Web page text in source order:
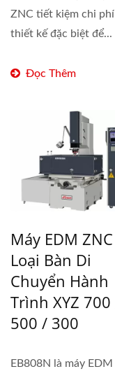
ZNC tiết kiệm chi
thiết kế đặc biệt để...
Đọc Thêm
Máy EDM ZNC
Loại Bàn Di
Chuyển Hành
Trình XYZ
500 / 300
EB808N là máy EDM